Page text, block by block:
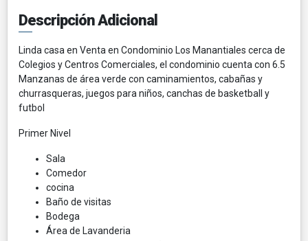
Descripción Adicional
Linda casa en Venta en Condominio Los Manantiales cerca de
Colegios y Centros Comerciales, el condominio cuenta con 6.5
Manzanas de área verde con caminamientos, cabañas y
churrasqueras, juegos para niños, canchas de basketball y
futbol
Primer Nivel
Sala
Comedor
cocina
Baño de visitas
Bodega
Área de Lavanderia